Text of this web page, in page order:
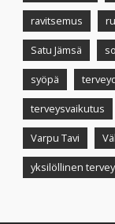
ravitsemus
Satu Jämsä
syöpä
terveysvaikutus
Varpu Tavi
yksilöllinen